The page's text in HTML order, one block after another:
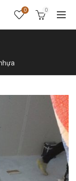
0 0